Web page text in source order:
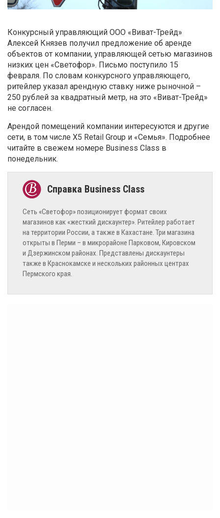
Конкурсный управляющий ООО «Виват-Трейд»
Алексей Князев получил предложение об аренде
объектов от компании, управляющей сетью магазинов
низких цен «Светофор». Письмо поступило 15
февраля. По словам конкурсного управляющего,
ритейлер указал арендную ставку ниже рыночной –
250 рублей за квадратный метр, на это «Виват-Трейд»
не согласен.
Арендой помещений компании интересуются и другие
сети, в том числе X5 Retail Group и «Семья». Подробнее
читайте в свежем номере Business Class в
понедельник.
Сеть «Светофор» позиционирует формат своих
магазинов как «жесткий дискаунтер». Ритейлер работает
на территории России, а также в Кахастане. Три магазина
открыты в Перми – в микрорайоне Парковом, Кировском
и Дзержинском районах. Представлены дискаунтеры
также в Краснокамске и нескольких районных центрах
Пермского края.